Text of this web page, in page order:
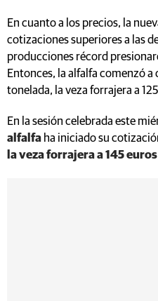
En cuanto a los precios, la
cotizaciones superiores a las
producciones récord
Entonces, la alfalfa comenzó
tonelada, la veza forrajera a
En la sesión celebrada este
alfalfa ha iniciado su
la veza forrajera a 145